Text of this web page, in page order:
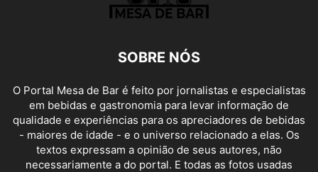
SOBRE NÓS
O Portal Mesa de Bar é feito por jornalistas e especialistas
em bebidas e gastronomia para levar informação de
qualidade e experiências para os apreciadores de bebidas
- maiores de idade - e o universo relacionado a elas. Os
textos expressam a opinião de seus autores, não
necessariamente a do portal. E todas as fotos usadas